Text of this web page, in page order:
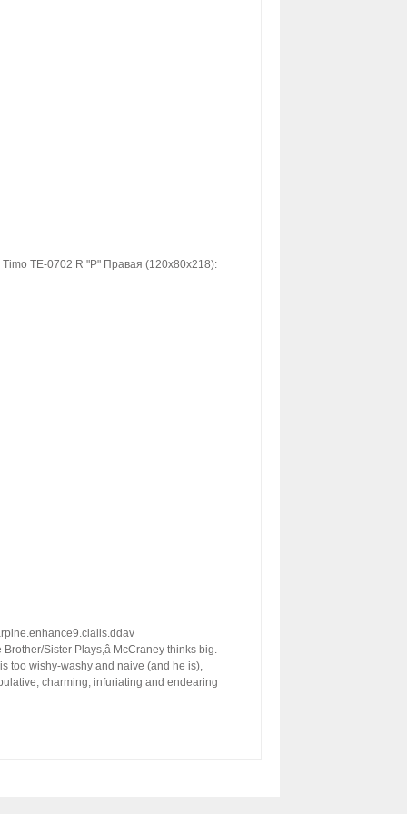
TE-0702 R "P" Правая (120x80x218):
Brother/Sister Plays,â McCraney thinks big.
is too wishy-washy and naive (and he is),
charming, infuriating and endearing